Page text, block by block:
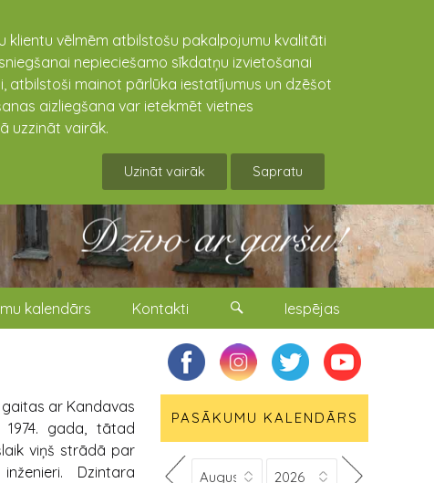
klientu vēlmēm atbilstošu pakalpojumu kvalitāti
nepieciešamo sīkdatņu izvietošanai
atbilstoši mainot pārlūka iestatījumus un dzēšot
aizliegšana var ietekmēt vietnes
uzzināt vairāk.
Uzināt vairāk Sapratu
kalendārs Kontakti Iespējas
ar Kandavas
gada, tātad
viņš strādā par
Dzintara
PASĀKUMU KALENDĀRS